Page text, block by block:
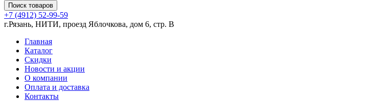
Поиск товаров
+7 (4912) 52-99-59
г.Рязань, НИТИ, проезд Яблочкова, дом 6, стр. В
Главная
Каталог
Скидки
Новости и акции
О компании
Оплата и доставка
Контакты